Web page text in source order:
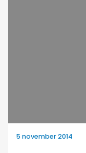
5 november 2014